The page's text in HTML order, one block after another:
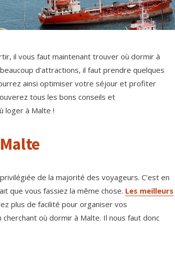
il vous faut maintenant trouver où dormir à
d’attractions, il faut prendre quelques
ainsi optimiser votre séjour et profiter
tous les bons conseils et
loger à Malte !
de la majorité des voyageurs. C’est en
que vous fassiez la même chose. Les meilleurs
plus de facilité pour organiser vos
où dormir à Malte. Il nous faut donc